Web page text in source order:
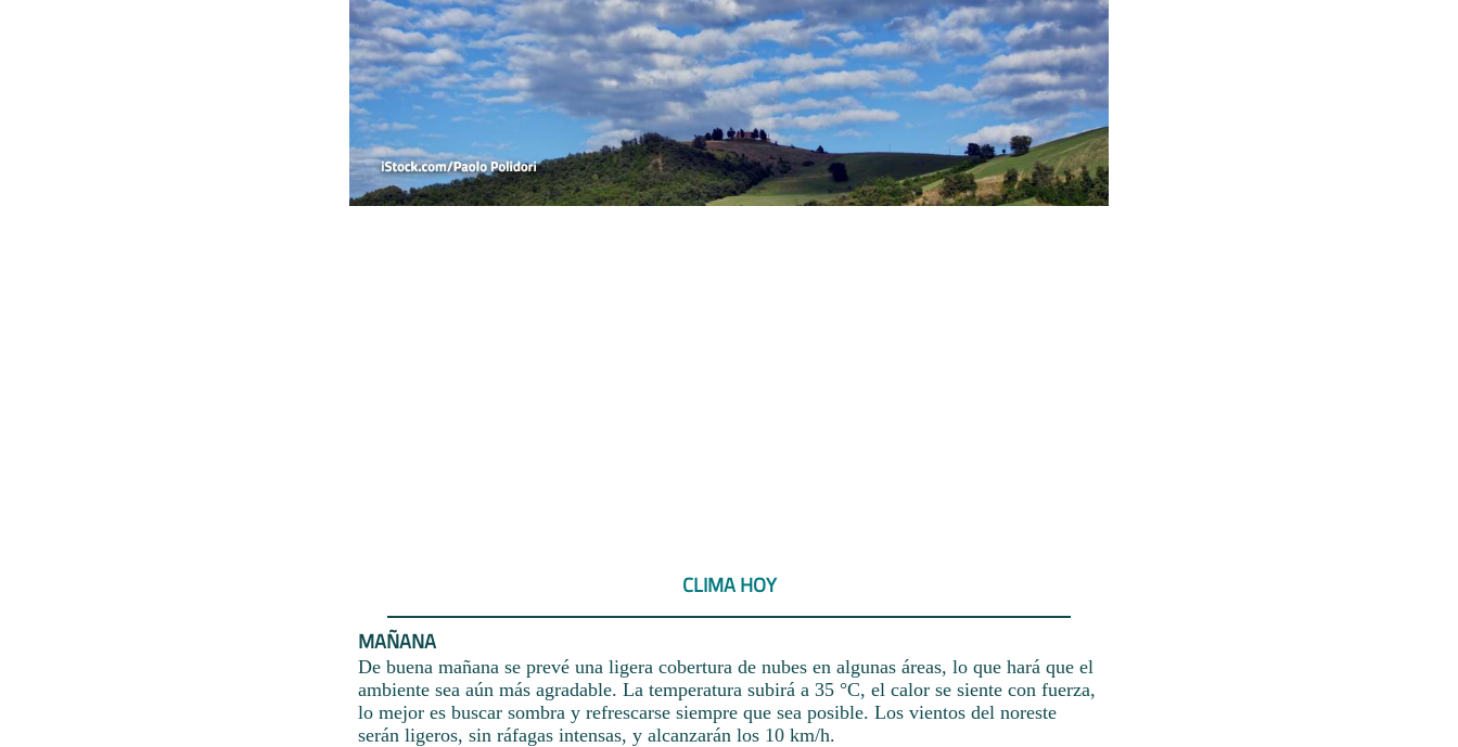
CLIMA HOY
MAÑANA
De buena mañana se prevé una ligera cobertura de nubes en algunas áreas, lo que hará que el
ambiente sea aún más agradable. La temperatura subirá a 35 °C, el calor se siente con fuerza,
lo mejor es buscar sombra y refrescarse siempre que sea posible. Los vientos del noreste
serán ligeros, sin ráfagas intensas, y alcanzarán los 10 km/h.